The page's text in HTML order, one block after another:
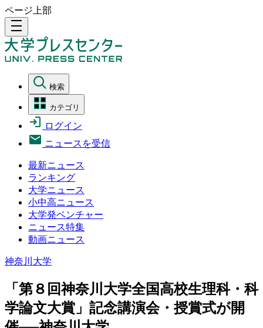
ページ上部
density_medium
検索
カテゴリ
ログイン
ニュースを受信
最新ニュース
ランキング
大学ニュース
小中高ニュース
大学発ベンチャー
ニュース特集
動画ニュース
神奈川大学
「第８回神奈川大学全国高校生理科・科
学論文大賞」記念講演会・授賞式が開